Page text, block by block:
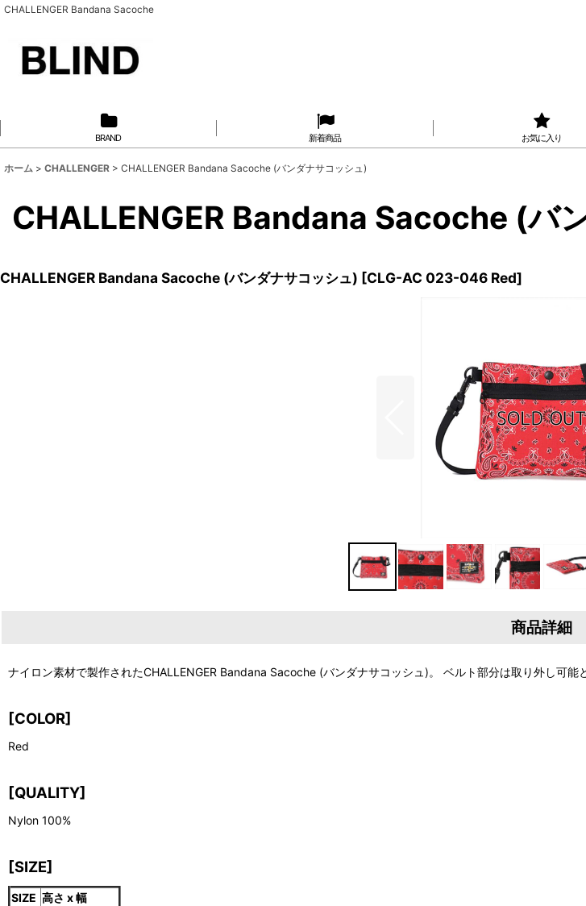
CHALLENGER Bandana Sacoche
BRAND 新着商品 お気に入り
ホーム > CHALLENGER > CHALLENGER Bandana Sacoche (バンダナサコッシュ)
CHALLENGER Bandana Sacoche (バ
CHALLENGER Bandana Sacoche (バンダナサコッシュ) [CLG-AC 023-046 Red]
商品詳細
ナイロン素材で製作されたCHALLENGER Bandana Sacoche (バンダナサコッシュ)。 ベルト部分は取り外し可能
[COLOR]
Red
[QUALITY]
Nylon 100%
[SIZE]
SIZE 高さ x 幅